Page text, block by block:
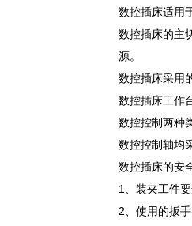
数控插床适用
数控插床的主
源。
数控插床采用
数控插床工作
数控控制两种
数控控制轴均
数控插床的安
1、装夹工件
2、使用的扳